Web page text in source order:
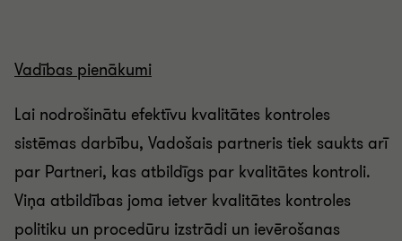
Vadības pienākumi
Lai nodrošinātu efektīvu kvalitātes kontroles
sistēmas darbību, Vadošais partneris tiek saukts arī
par Partneri, kas atbildīgs par kvalitātes kontroli.
Viņa atbildības joma ietver kvalitātes kontroles
politiku un procedūru izstrādi un ievērošanas